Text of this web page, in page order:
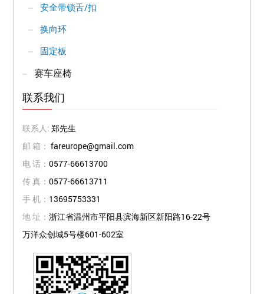
安全带锁舌/扣
换向环
固定板
赛车座椅
联系我们
联系人: 郑先生
邮 箱： fareurope@gmail.com
电 话：0577-66613700
传 真：0577-66613711
手 机： 13695753331
地 址：浙江省温州市平阳县滨海新区新阳路16-22号
万洋众创城5号楼601-602室